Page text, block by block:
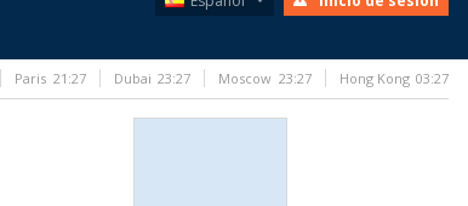
Paris 21:27 Dubai 23:27 Moscow 23:27 Hong Kong 03:27